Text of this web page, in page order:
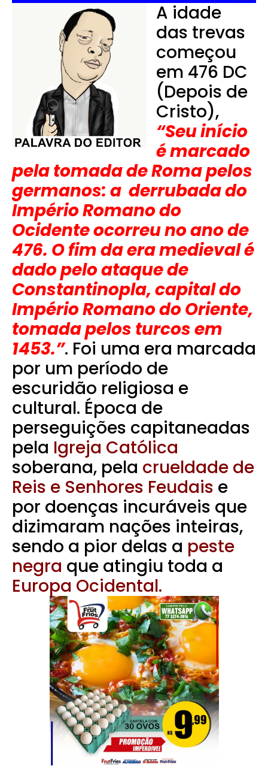
A idade
das trevas
começou
em 476 DC
(Depois de
Cristo),
“Seu início
é marcado
pela tomada de Roma pelos
germanos: a derrubada do
Império Romano do
Ocidente ocorreu no ano de
476. O fim da era medieval é
dado pelo ataque de
Constantinopla, capital do
Império Romano do Oriente,
tomada pelos turcos em
1453.”. Foi uma era marcada
por um período de
escuridão religiosa e
cultural. Época de
perseguições capitaneadas
pela Igreja Católica
soberana, pela crueldade de
Reis e Senhores Feudais e
por doenças incuráveis que
dizimaram nações inteiras,
sendo a pior delas a peste
negra que atingiu toda a
Europa Ocidental.